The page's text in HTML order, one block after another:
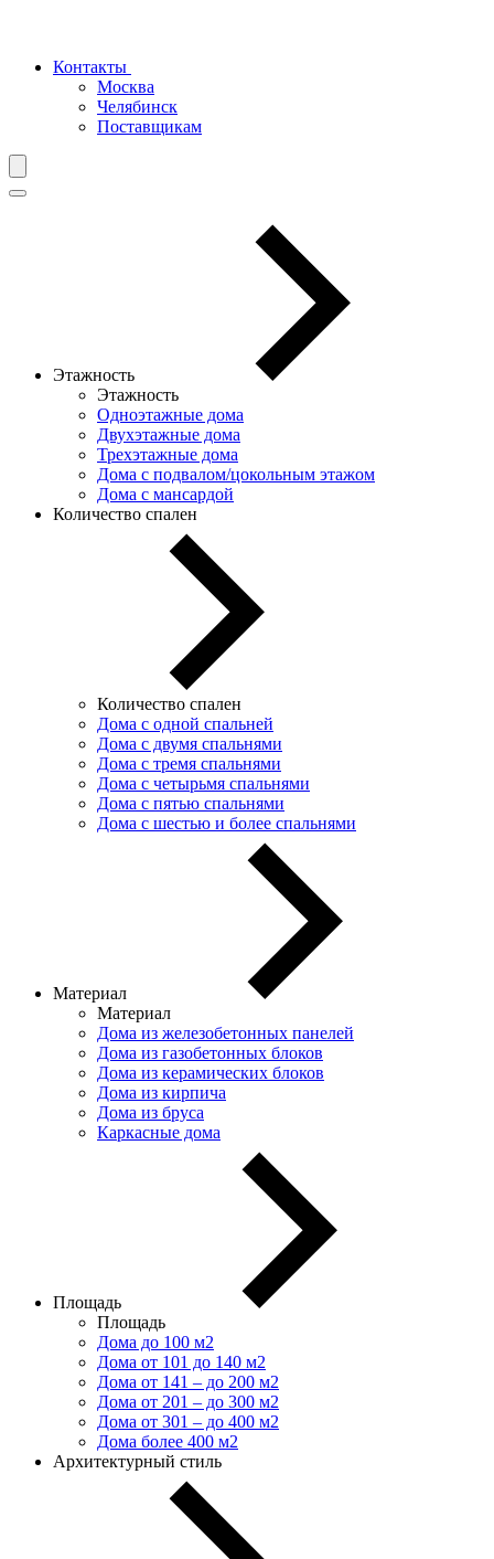
Контакты
Москва
Челябинск
Поставщикам
Этажность
Этажность
Одноэтажные дома
Двухэтажные дома
Трехэтажные дома
Дома с подвалом/цокольным этажом
Дома с мансардой
Количество спален
Количество спален
Дома с одной спальней
Дома с двумя спальнями
Дома с тремя спальнями
Дома с четырьмя спальнями
Дома с пятью спальнями
Дома с шестью и более спальнями
Материал
Материал
Дома из железобетонных панелей
Дома из газобетонных блоков
Дома из керамических блоков
Дома из кирпича
Дома из бруса
Каркасные дома
Площадь
Площадь
Дома до 100 м2
Дома от 101 до 140 м2
Дома от 141 – до 200 м2
Дома от 201 – до 300 м2
Дома от 301 – до 400 м2
Дома более 400 м2
Архитектурный стиль